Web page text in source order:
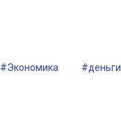
#Экономика #деньги